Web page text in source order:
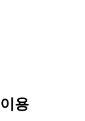
용